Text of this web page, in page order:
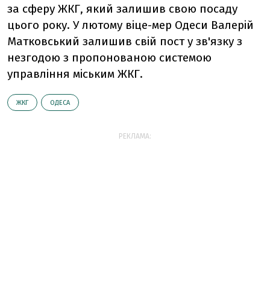
за сферу ЖКГ, який залишив свою посаду
цього року. У лютому вiце-мер Одеси Валерiй
Матковський залишив свiй пост у зв'язку з
незгодою з пропонованою системою
управлiння мiським ЖКГ.
ЖКГ ОДЕСА
РЕКЛАМА: